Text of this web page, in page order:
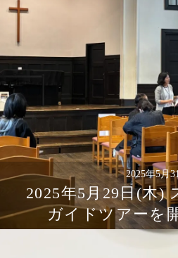
2025年5月
2025年5月29日(木)
ガイドツアーを